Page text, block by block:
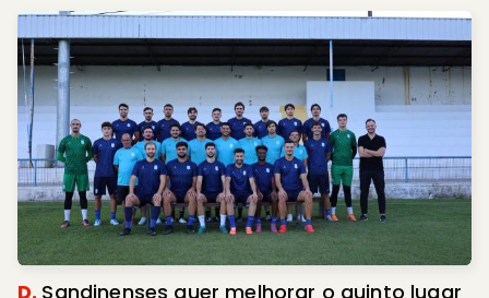
D. Sandinenses quer melhorar o quinto lugar